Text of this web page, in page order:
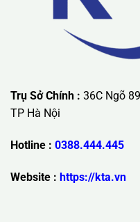
mãi ưu